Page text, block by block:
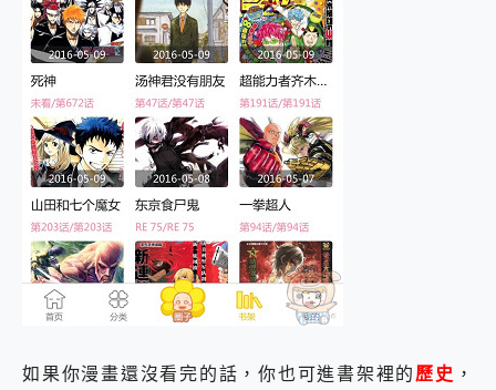
如果你漫畫還沒看完的話，你也可進書架裡的歷史 ，